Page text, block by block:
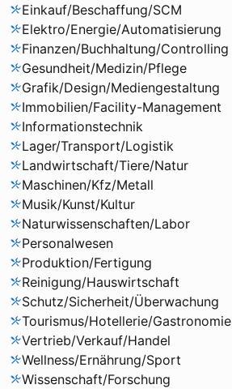
Einkauf/Beschaffung/SCM
Elektro/Energie/Automatisierung
Finanzen/Buchhaltung/Controlling
Gesundheit/Medizin/Pflege
Grafik/Design/Mediengestaltung
Immobilien/Facility-Management
Informationstechnik
Lager/Transport/Logistik
Landwirtschaft/Tiere/Natur
Maschinen/Kfz/Metall
Musik/Kunst/Kultur
Naturwissenschaften/Labor
Personalwesen
Produktion/Fertigung
Reinigung/Hauswirtschaft
Schutz/Sicherheit/Überwachung
Tourismus/Hotellerie/Gastronomie
Vertrieb/Verkauf/Handel
Wellness/Ernährung/Sport
Wissenschaft/Forschung